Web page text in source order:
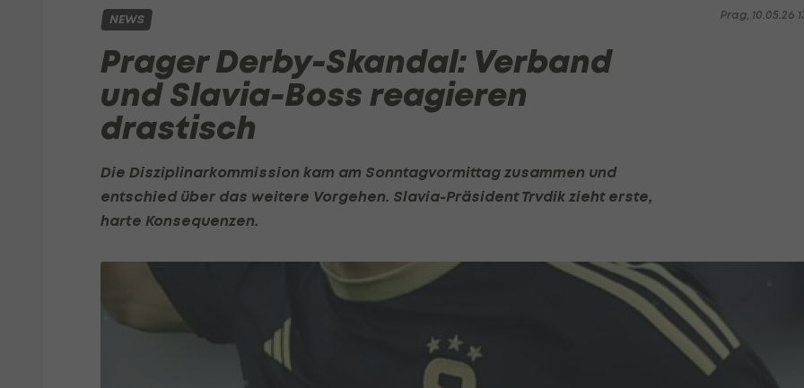
Prag, 10.05.26
NEWS
Prager Derby-Skandal: Verband
und Slavia-Boss reagieren
drastisch
Die Disziplinarkommission kam am Sonntagvormittag zusammen und
entschied über das weitere Vorgehen. Slavia-Präsident Trvdik zieht erste,
harte Konsequenzen.